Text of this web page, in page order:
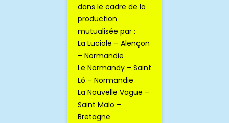
dans le cadre de la
production
mutualisée par :
La Luciole – Alençon
– Normandie
Le Normandy – Saint
Lô – Normandie
La Nouvelle Vague –
Saint Malo –
Bretagne